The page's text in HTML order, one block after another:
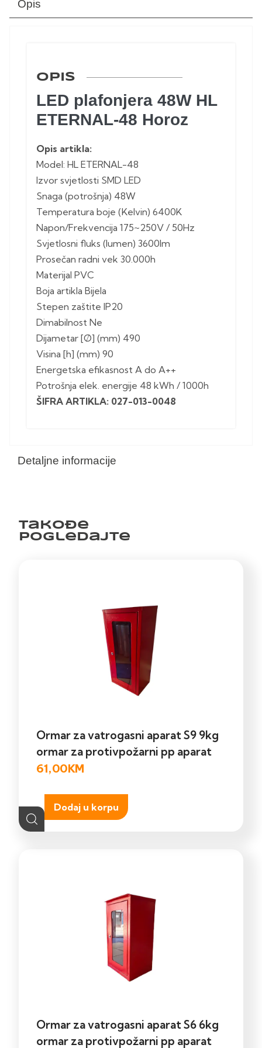
Opis
Detaljne informacije
OPIS
LED plafonjera 48W HL
ETERNAL-48 Horoz
Opis artikla:
Model: HL ETERNAL-48
Izvor svjetlosti SMD LED
Snaga (potrošnja) 48W
Temperatura boje (Kelvin) 6400K
Napon/Frekvencija 175~250V / 50Hz
Svjetlosni fluks (lumen) 3600lm
Prosečan radni vek 30.000h
Materijal PVC
Boja artikla Bijela
Stepen zaštite IP20
Dimabilnost Ne
Dijametar [Ø] (mm) 490
Visina [h] (mm) 90
Energetska efikasnost A do A++
Potrošnja elek. energije 48 kWh / 1000h
ŠIFRA ARTIKLA: 027-013-0048
Takođe
pogledajte
Ormar za vatrogasni aparat S9 9kg
ormar za protivpožarni pp aparat
61,00KM
Dodaj u korpu
Ormar za vatrogasni aparat S6 6kg
ormar za protivpožarni pp aparat